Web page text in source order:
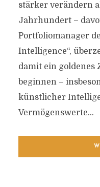
stärker verändern
Jahrhundert –
Portfoliomanager
Intelligence“,
damit ein
beginnen –
künstlicher
Vermögenswerte...